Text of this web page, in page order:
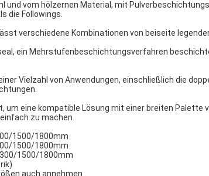
und vom hölzernen Material, mit
die Followings.
verschiedene Kombinationen von beiseite
ein Mehrstufenbeschichtungsverfahren
Vielzahl von Anwendungen, einschließlich die
um eine kompatible Lösung mit einer breiten
zu machen.
1500/1800mm
1500/1800mm
1500/1800mm
auch annehmen.